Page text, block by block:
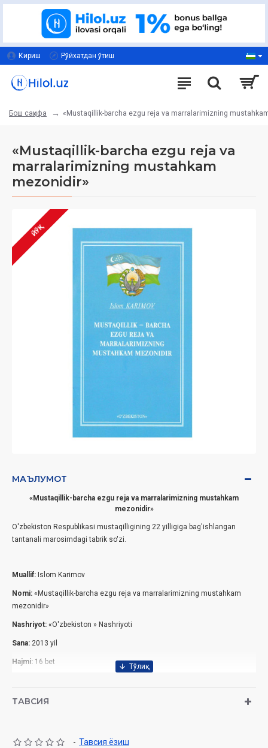
Кириш Рўйхатдан ўтиш
Бош саҳифа «Mustaqillik-barcha ezgu reja va marralarimizning
«Mustaqillik-barcha ezgu reja va
marralarimizning mustahkam
mezonidir»
ЙЎҚ
МАЪЛУМОТ
«Mustaqillik-barcha ezgu reja va marralarimizning mustahkam
mezonidir»
O'zbekiston Respublikasi mustaqilligining 22 yilligiga bag'ishlangan
tantanali marosimdagi tabrik so'zi.
Muallif: Islom Karimov
Nomi: «Mustaqillik-barcha ezgu reja va marralarimizning mustahkam
mezonidir»
Nashriyot: «O'zbekiston » Nashriyoti
Sanа: 2013 yil
Hajmi: 16 bet
O'lchami:70x90 1/32
ТАВСИЯ
- Тавсия ёзиш